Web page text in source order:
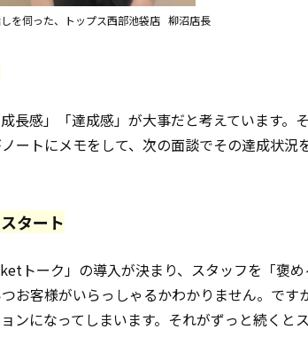
を伺った、トップス西部池袋店 柳沼店長
長感」「達成感」が大事だと考えています。
ートにメモをして、次の面談でその達成状況
スタート
トーク」の導入が決まり、スタッフを「褒
お客様がいらっしゃるかわかりません。で
ンになってしまいます。それがずっと続くと